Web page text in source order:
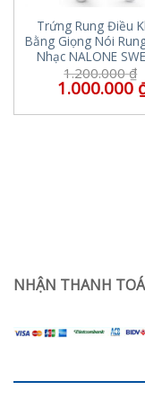
Trứng Rung Điều
Bằng Giọng Nói
Nhạc NALONE
1.200.000₫
1.000.000
NHẬN THANH